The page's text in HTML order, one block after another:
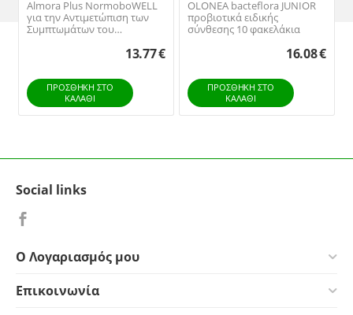
Almora Plus NormoboWELL
για την Αντιμετώπιση των
Συμπτωμάτων του
13.77€
ΠΡΟΣΘΉΚΗ ΣΤΟ
ΚΑΛΆΘΙ
OLONEA bacteflora JUNIOR
προβιοτικά ειδικής
σύνθεσης 10 φακελάκια
16.08€
ΠΡΟΣΘΉΚΗ ΣΤΟ
ΚΑΛΆΘΙ
Social links
Ο Λογαριασμός μου
Επικοινωνία